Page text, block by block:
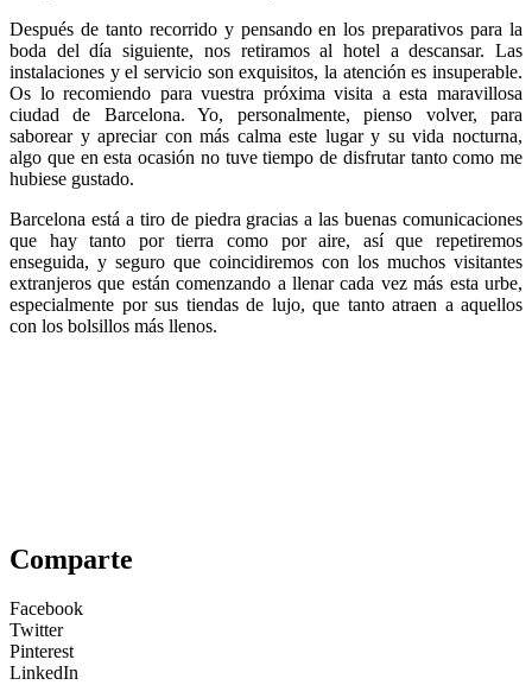
Después de tanto recorrido y pensando en los preparativos para la
boda del día siguiente, nos retiramos al hotel a descansar. Las
instalaciones y el servicio son exquisitos, la atención es insuperable.
Os lo recomiendo para vuestra próxima visita a esta maravillosa
ciudad de Barcelona. Yo, personalmente, pienso volver, para
saborear y apreciar con más calma este lugar y su vida nocturna,
algo que en esta ocasión no tuve tiempo de disfrutar tanto como me
hubiese gustado.
Barcelona está a tiro de piedra gracias a las buenas comunicaciones
que hay tanto por tierra como por aire, así que repetiremos
enseguida, y seguro que coincidiremos con los muchos visitantes
extranjeros que están comenzando a llenar cada vez más esta urbe,
especialmente por sus tiendas de lujo, que tanto atraen a aquellos
con los bolsillos más llenos.
Comparte
Facebook
Twitter
Pinterest
LinkedIn